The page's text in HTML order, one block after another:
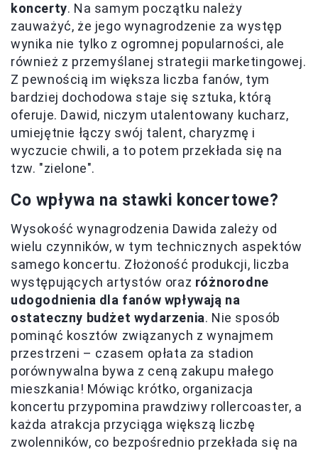
koncerty. Na samym początku należy
zauważyć, że jego wynagrodzenie za występ
wynika nie tylko z ogromnej popularności, ale
również z przemyślanej strategii marketingowej.
Z pewnością im większa liczba fanów, tym
bardziej dochodowa staje się sztuka, którą
oferuje. Dawid, niczym utalentowany kucharz,
umiejętnie łączy swój talent, charyzmę i
wyczucie chwili, a to potem przekłada się na
tzw. "zielone".
Co wpływa na stawki koncertowe?
Wysokość wynagrodzenia Dawida zależy od
wielu czynników, w tym technicznych aspektów
samego koncertu. Złożoność produkcji, liczba
występujących artystów oraz różnorodne
udogodnienia dla fanów wpływają na
ostateczny budżet wydarzenia. Nie sposób
pominąć kosztów związanych z wynajmem
przestrzeni – czasem opłata za stadion
porównywalna bywa z ceną zakupu małego
mieszkania! Mówiąc krótko, organizacja
koncertu przypomina prawdziwy rollercoaster, a
każda atrakcja przyciąga większą liczbę
zwolenników, co bezpośrednio przekłada się na